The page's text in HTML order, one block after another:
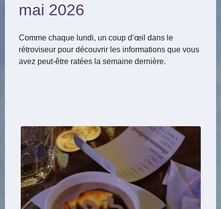
mai 2026
Comme chaque lundi, un coup d’œil dans le
rétroviseur pour découvrir les informations que vous
avez peut-être ratées la semaine dernière.